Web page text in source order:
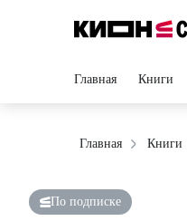
Главная Книги
Главная Книги
По подписке